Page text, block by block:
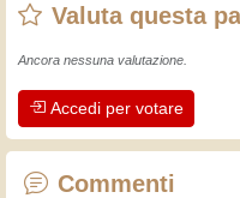
fatto un
artigiani
lavoro.
è una
Valuta questa
Ancora nessuna valutazione.
Accedi per votare
Commenti